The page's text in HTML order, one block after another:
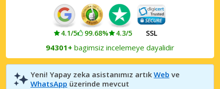
4.1/5 99.68% 4.3/5 SSL
94301+ bagimsiz incelemeye dayalidir
Yeni! Yapay zeka asistanımız artık Web ve
WhatsApp üzerinde mevcut